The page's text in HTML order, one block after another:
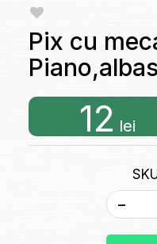
Pix cu
12 lei
-